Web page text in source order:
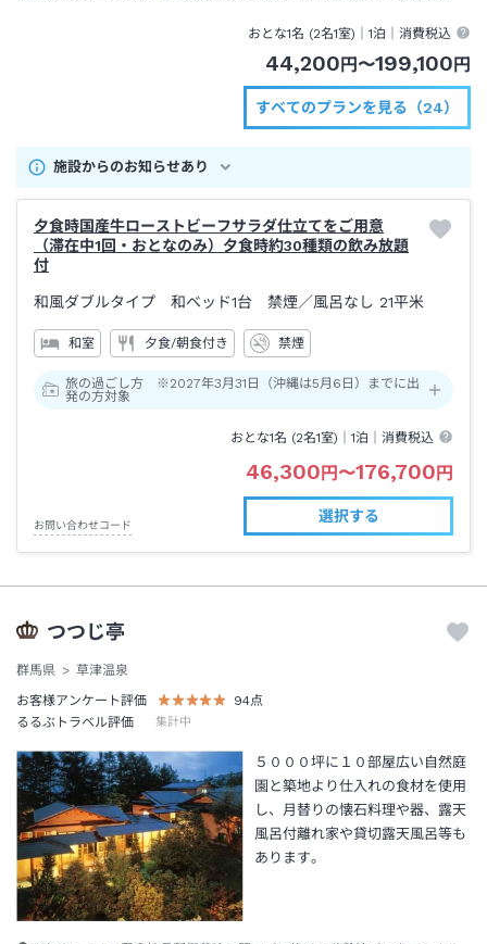
おとな1名 (2名1室)｜1泊 ｜消費税込
44,200円〜199,100円
すべてのプランを見る（24）
施設からのお知らせあり
夕食時国産牛ローストビーフサラダ仕立てをご用意
（滞在中1回・おとなのみ）夕食時約30種類の飲み放題
付
和風ダブルタイプ 和ベッド1台 禁煙／風呂なし 21平米
和室 夕食/朝食付き 禁煙
旅の過ごし方 ※2027年3月31日（沖縄は5月6日）までに出
発の方対象
おとな1名 (2名1室)｜1泊 ｜消費税込
46,300円〜176,700円
お問い合わせコード
選択する
つつじ亭
群馬県
草津温泉
お客様アンケート評価
94点
るるぶトラベル評価
集計中
５０００坪に１０部屋広い自然庭
園と築地より仕入れの食材を使用
し、月替りの懐石料理や器、露天
風呂付離れ家や貸切露天風呂等も
あります。